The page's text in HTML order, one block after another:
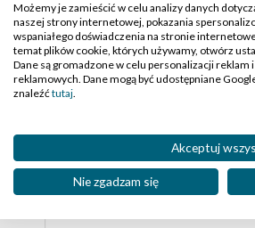
High-contrast mode
Możemy je zamieścić w celu analizy danych
naszej strony internetowej, pokazania
wspaniałego doświadczenia na stronie
temat plików cookie, których używamy, otwórz
Dane są gromadzone w celu personalizacji
reklamowych. Dane mogą być udostępniane
znaleźćtutaj.
Akceptuj
Nie zgadzam się